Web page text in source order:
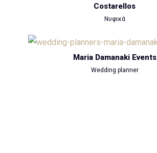
Costarellos
Νυφικά
Maria Damanaki Events
Wedding planner